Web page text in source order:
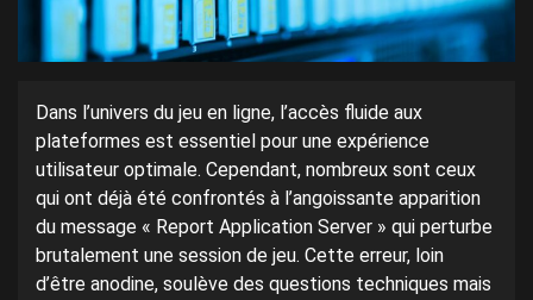
Dans l’univers du jeu en ligne, l’accès fluide aux
plateformes est essentiel pour une expérience
utilisateur optimale. Cependant, nombreux sont ceux
qui ont déjà été confrontés à l’angoissante apparition
du message « Report Application Server » qui perturbe
brutalement une session de jeu. Cette erreur, loin
d’être anodine, soulève des questions techniques mais